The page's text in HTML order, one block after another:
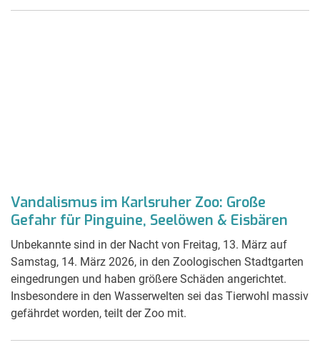
Vandalismus im Karlsruher Zoo: Große
Gefahr für Pinguine, Seelöwen & Eisbären
Unbekannte sind in der Nacht von Freitag, 13. März auf
Samstag, 14. März 2026, in den Zoologischen Stadtgarten
eingedrungen und haben größere Schäden angerichtet.
Insbesondere in den Wasserwelten sei das Tierwohl massiv
gefährdet worden, teilt der Zoo mit.